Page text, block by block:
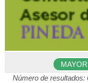
Número de resultados: